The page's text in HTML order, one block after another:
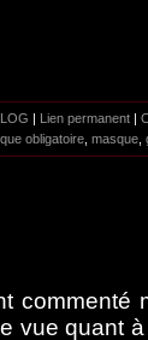
Lien permanent
obligatoire masque
commenté
vue quant